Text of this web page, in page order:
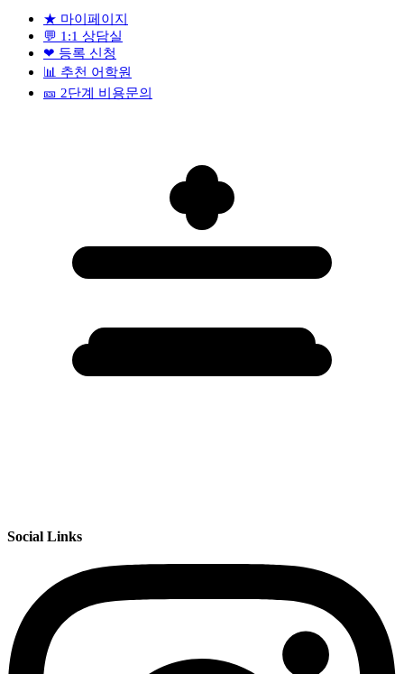
★ 마이페이지
💬 1:1 상담실
❤ 등록 신청
📊 추천 어학원
🎫 2단계 비용문의
Social Links